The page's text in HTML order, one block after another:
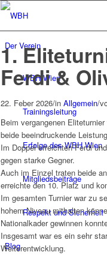
Der Verein
WBH Wien
Trainingsleitung
Erfolge des WBH Wien
Mitgliedsbeiträge
Respekt und Sicherheit
Blog
1.
Ferdi &
22. Feber 2026/in Allgemein/
Beim vergangenen
beide beeindruckende
Im Doppel erreichten Ferdi
gegen starke Gegner.
Auch im Einzel traten beide
erreichte den 10. Platz und
Im gesamten Turnier war zu
hohem Niveau mithalten
Nationalkader gewinnen
Insgesamt war es ein sehr
Weiterentwicklung.